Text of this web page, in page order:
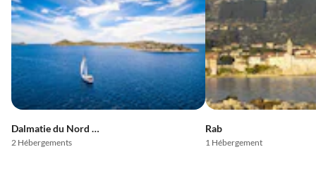
Dalmatie du Nord - Moyenne Adriatique
2 Hébergements
Rab
1 Hébergement